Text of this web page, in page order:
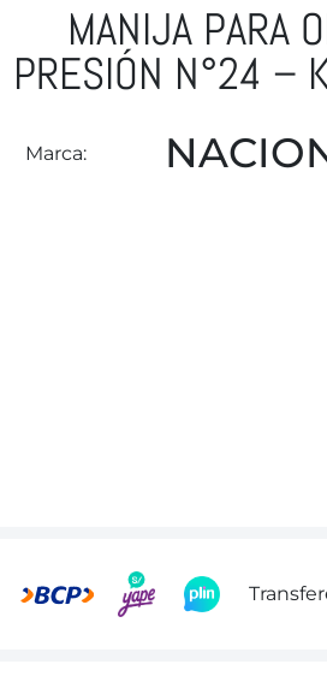
MANIJA PARA
PRESIÓN N°24 –
Marca: